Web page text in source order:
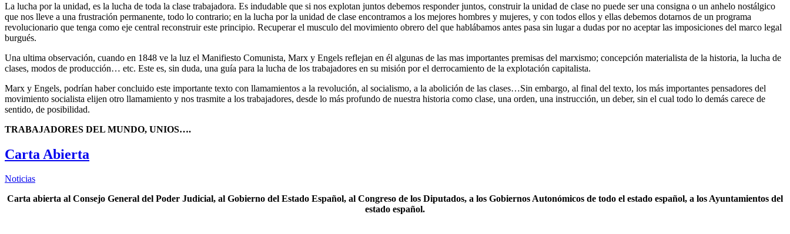
La lucha por la unidad, es la lucha de toda la clase trabajadora. Es indudable que si nos explotan juntos debemos responder juntos, construir la unidad de clase no puede ser una consigna o un anhelo nostálgico
que nos lleve a una frustración permanente, todo lo contrario; en la lucha por la unidad de clase encontramos a los mejores hombres y mujeres, y con todos ellos y ellas debemos dotarnos de un programa
revolucionario que tenga como eje central reconstruir este principio. Recuperar el musculo del movimiento obrero del que hablábamos antes pasa sin lugar a dudas por no aceptar las imposiciones del marco legal
burgués.
Una ultima observación, cuando en 1848 ve la luz el Manifiesto Comunista, Marx y Engels reflejan en él algunas de las mas importantes premisas del marxismo; concepción materialista de la historia, la lucha de
clases, modos de producción… etc. Este es, sin duda, una guía para la lucha de los trabajadores en su misión por el derrocamiento de la explotación capitalista.
Marx y Engels, podrían haber concluido este importante texto con llamamientos a la revolución, al socialismo, a la abolición de las clases…Sin embargo, al final del texto, los más importantes pensadores del
movimiento socialista elijen otro llamamiento y nos trasmite a los trabajadores, desde lo más profundo de nuestra historia como clase, una orden, una instrucción, un deber, sin el cual todo lo demás carece de
sentido, de posibilidad.
TRABAJADORES DEL MUNDO, UNIOS….
Carta Abierta
Noticias
Carta abierta al Consejo General del Poder Judicial, al Gobierno del Estado Español, al Congreso de los Diputados, a los Gobiernos Autonómicos de todo el estado español, a los Ayuntamientos del
estado español.